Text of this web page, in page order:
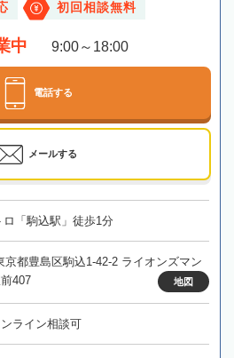
初回相談無料
中 9:00～18:00
電話する
メールする
「駒込駅」徒歩1分
京都豊島区駒込1-42-2 ライオンズマン
407
地図
ライン相談可